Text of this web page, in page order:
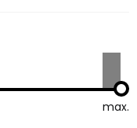
max.